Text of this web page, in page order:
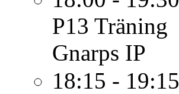
P13 Träning
Gnarps IP
18:15 - 19:15